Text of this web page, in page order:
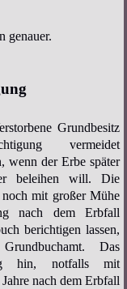
genauer.
Grundbesitz
vermeidet
wenn der Erbe später
beleihen will. Die
mit großer Mühe
nach dem Erbfall
berichtigen lassen,
Das
hin, notfalls mit
nach dem Erbfall